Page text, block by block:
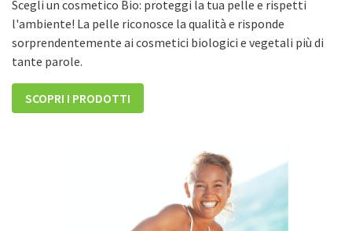
Scegli un cosmetico Bio: proteggi la tua pelle e rispetti
l'ambiente! La pelle riconosce la qualità e risponde
sorprendentemente ai cosmetici biologici e vegetali più di
tante parole.
SCOPRI I PRODOTTI